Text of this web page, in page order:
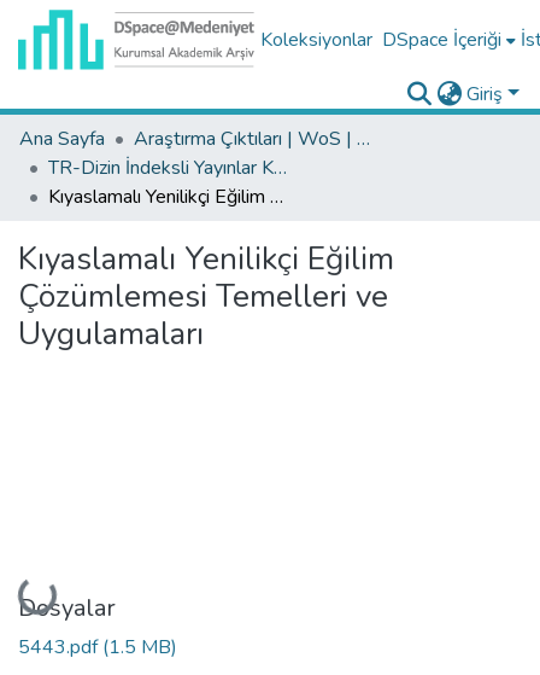
Koleksiyonlar DSpace İçeriği
Giriş
Ana Sayfa
Araştırma Çıktıları | WoS | Scopus | TR-Dizin | PubMed
TR-Dizin İndeksli Yayınlar Koleksiyonu
Kıyaslamalı Yenilikçi Eğilim Çözümlemesi Temelleri ve Uygulamaları
Kıyaslamalı Yenilikçi Eğilim
Çözümlemesi Temelleri ve
Uygulamaları
Yükleniyor...
Dosyalar
5443.pdf(1.5 MB)